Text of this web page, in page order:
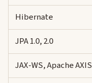
Hibernate
JPA 1.0, 2.0
JAX-WS, Apache AXIS